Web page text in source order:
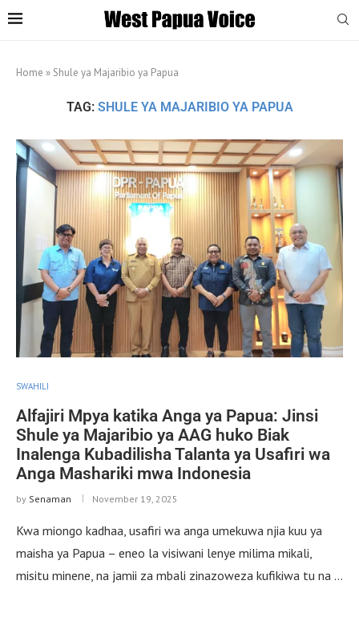
Home » Shule ya Majaribio ya Papua
TAG: SHULE YA MAJARIBIO YA PAPUA
SWAHILI
Alfajiri Mpya katika Anga ya Papua: Jinsi
Shule ya Majaribio ya AAG huko Biak
Inalenga Kubadilisha Talanta ya Usafiri wa
Anga Mashariki mwa Indonesia
by Senaman November 19, 2025
Kwa miongo kadhaa, usafiri wa anga umekuwa njia kuu ya
maisha ya Papua – eneo la visiwani lenye milima mikali,
misitu minene, na jamii za mbali zinazoweza kufikiwa tu na …